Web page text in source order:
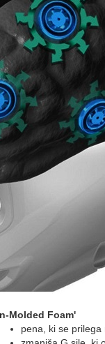
Molded Foam'
pena, ki se